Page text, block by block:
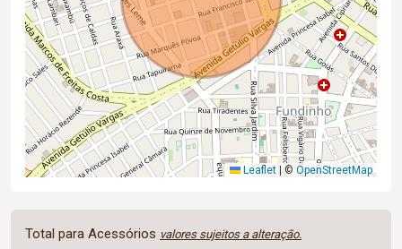
Leaflet | © OpenStreetMap
Total para Acessórios valores sujeitos a alteração.